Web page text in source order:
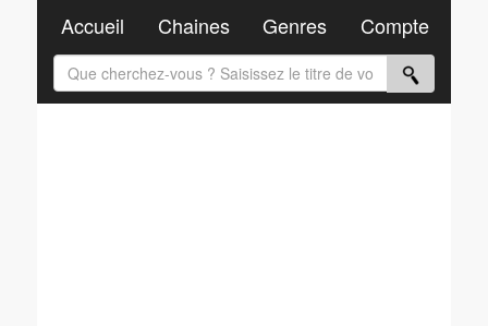
Accueil Chaines Genres Compte